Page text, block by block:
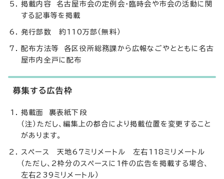
掲載内容 名古屋市会の定例会・臨時会や市会の活動に関
する記事等を掲載
発行部数 約110万部（無料）
配布方法等 各区役所総務課から広報なごやとともに名古
屋市内全戸に配布
募集する広告枠
掲載面 裏表紙下段
（注）ただし、編集上の都合により掲載位置を変更すること
があります。
スペース 天地67ミリメートル 左右118ミリメートル
（ただし、2枠分のスペースに1件の広告を掲載する場合、
左右239ミリメートル）